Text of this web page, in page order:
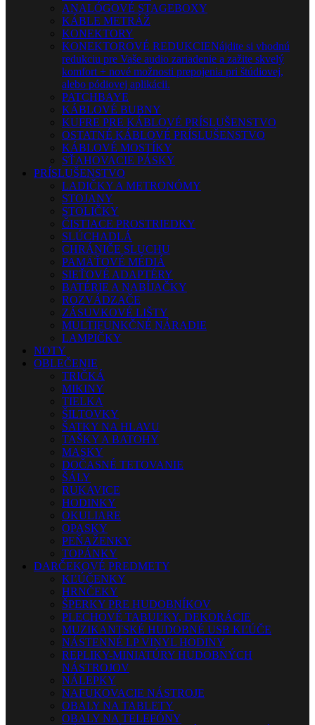
ANALÓGOVÉ STAGEBOXY
KÁBLE METRÁŽ
KONEKTORY
KONEKTOROVÉ REDUKCIENájdite si vhodnú
redukciu pre Vaše audio zariadenie a zažite skvelý
komfort + nové možnosti prepojenia pri štúdiovej,
alebo pódiovej aplikácii.
PATCHBAYE
KÁBLOVÉ BUBNY
KUFRE PRE KÁBLOVÉ PRÍSLUŠENSTVO
OSTATNÉ KÁBLOVÉ PRÍSLUŠENSTVO
KÁBLOVÉ MOSTÍKY
SŤAHOVACIE PÁSKY
PRÍSLUŠENSTVO
LADIČKY A METRONÓMY
STOJANY
STOLIČKY
ČISTIACE PROSTRIEDKY
SLÚCHADLÁ
CHRÁNIČE SLUCHU
PAMÄŤOVÉ MÉDIÁ
SIEŤOVÉ ADAPTÉRY
BATÉRIE A NABÍJAČKY
ROZVÁDZAČE
ZÁSUVKOVÉ LIŠTY
MULTIFUNKČNÉ NÁRADIE
LAMPIČKY
NOTY
OBLEČENIE
TRIČKÁ
MIKINY
TIELKA
ŠILTOVKY
ŠATKY NA HLAVU
TAŠKY A BATOHY
MASKY
DOČASNÉ TETOVANIE
ŠÁLY
RUKAVICE
HODINKY
OKULIARE
OPASKY
PEŇAŽENKY
TOPÁNKY
DARČEKOVÉ PREDMETY
KĽÚČENKY
HRNČEKY
ŠPERKY PRE HUDOBNÍKOV
PLECHOVÉ TABUĽKY, DEKORÁCIE
MUZIKANTSKÉ HUDOBNÉ USB KĽÚČE
NÁSTENNÉ LP VINYL HODINY
REPLIKY-MINIATÚRY HUDOBNÝCH
NÁSTROJOV
NÁLEPKY
NAFUKOVACIE NÁSTROJE
OBALY NA TABLETY
OBALY NA TELEFÓNY